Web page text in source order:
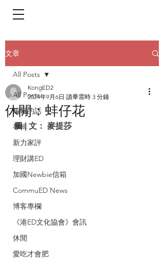
文章
All Posts
編輯的話
專輯
新力家評
理財講ED
加國Newbie信箱
CommuED News
博客專欄
《港ED文化協會》會訊
休閒
愛吃才會肥
All Posts
休閒：蚌仔花
KongED2
2024年9月6日 讀畢需時 3 分鐘
圖 | 文： 麥提莎